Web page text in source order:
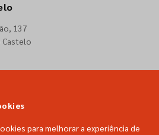
137
Castelo
para melhorar a experiência de